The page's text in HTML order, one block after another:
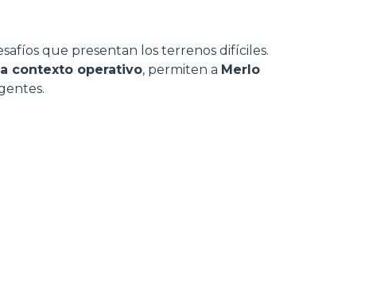
que presentan los terrenos difíciles.
contexto operativo, permiten a Merlo